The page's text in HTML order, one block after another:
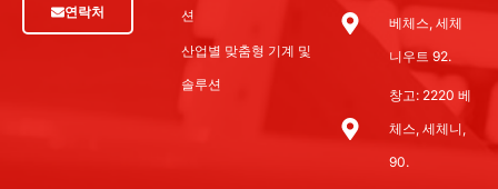
연락처
션
산업별 맞춤형 기계 및
솔루션
베체스, 세체
니우트 92.
창고: 2220 베
체스, 세체니,
90.